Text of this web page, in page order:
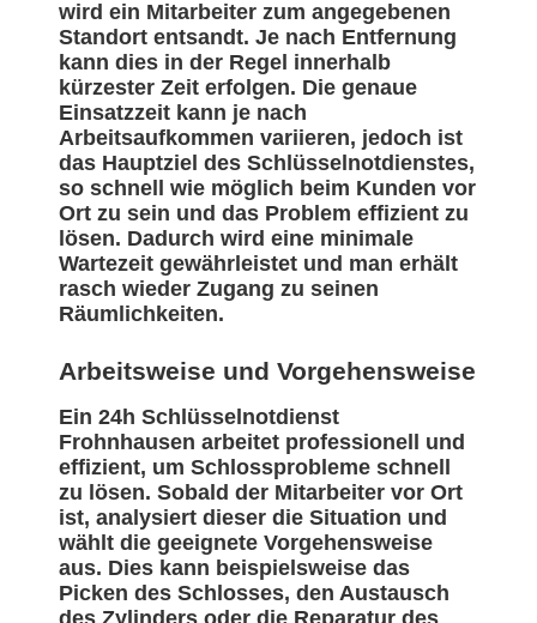
wird ein Mitarbeiter zum angegebenen
Standort entsandt. Je nach Entfernung
kann dies in der Regel innerhalb
kürzester Zeit erfolgen. Die genaue
Einsatzzeit kann je nach
Arbeitsaufkommen variieren, jedoch ist
das Hauptziel des Schlüsselnotdienstes,
so schnell wie möglich beim Kunden vor
Ort zu sein und das Problem effizient zu
lösen. Dadurch wird eine minimale
Wartezeit gewährleistet und man erhält
rasch wieder Zugang zu seinen
Räumlichkeiten.
Arbeitsweise und Vorgehensweise
Ein 24h Schlüsselnotdienst
Frohnhausen arbeitet professionell und
effizient, um Schlossprobleme schnell
zu lösen. Sobald der Mitarbeiter vor Ort
ist, analysiert dieser die Situation und
wählt die geeignete Vorgehensweise
aus. Dies kann beispielsweise das
Picken des Schlosses, den Austausch